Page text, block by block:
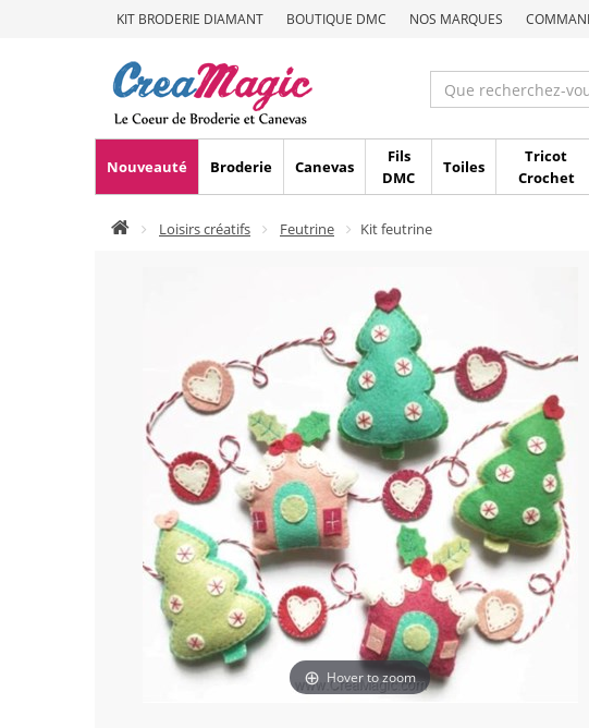
KIT BRODERIE DIAMANT BOUTIQUE DMC NOS MARQUES
Nouveauté Broderie Canevas
Fils
DMC
Toiles
Tricot
Crochet
Loisirs créatifs Feutrine Kit feutrine
Hover to zoom